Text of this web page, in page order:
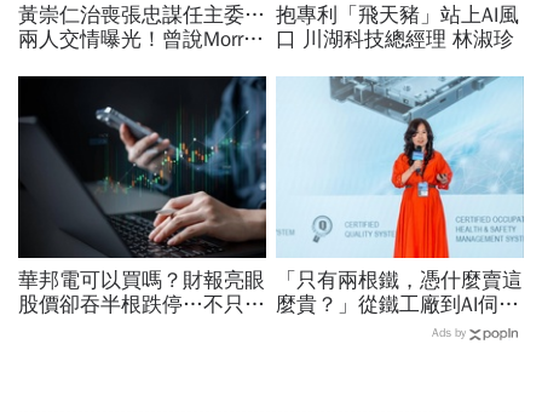
黃崇仁治喪張忠謀任主委…
兩人交情曝光！曾說Morris
我！遺屬發聲「明年定要配
股」
抱專利「飛天豬」站上AI風
口 川湖科技總經理 林淑珍
華邦電可以買嗎？財報亮眼
股價卻吞半根跌停…不只外
「只有兩根鐵，憑什麼賣這
麼貴？」從鐵工廠到AI伺服
器滑軌霸主，川湖靠四大護
Ads by